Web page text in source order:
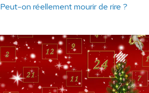
Peut-on réellement mourir de rire ?